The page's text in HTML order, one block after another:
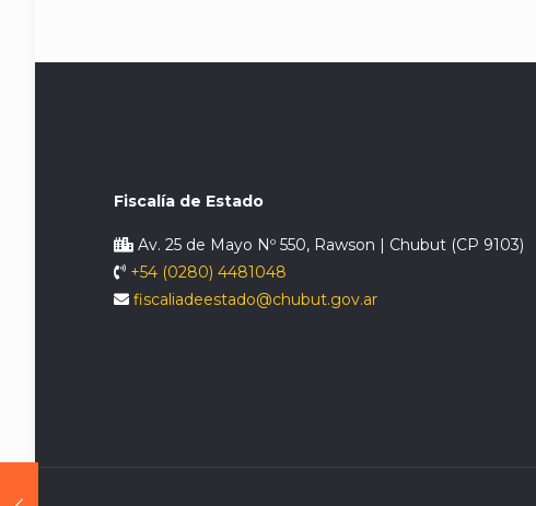
Fiscalía de Estado
Av. 25 de Mayo Nº 550, Rawson | Chubut (CP 9103)
+54 (0280) 4481048
fiscaliadeestado@chubut.gov.ar